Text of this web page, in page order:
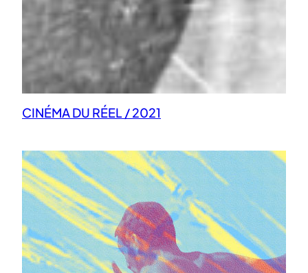
CINÉMA DU RÉEL / 2021